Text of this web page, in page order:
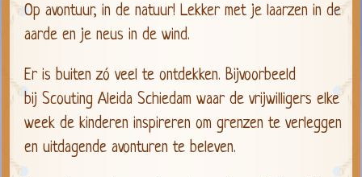
Op avontuur, in de natuur! Lekker met je laarzen in de
aarde en je neus in de wind.
Er is buiten zó veel te ontdekken. Bijvoorbeeld
bijScouting Aleida Schiedam waar de vrijwilligers elke
week de kinderen inspireren om grenzen te verleggen
en uitdagende avonturen te beleven.